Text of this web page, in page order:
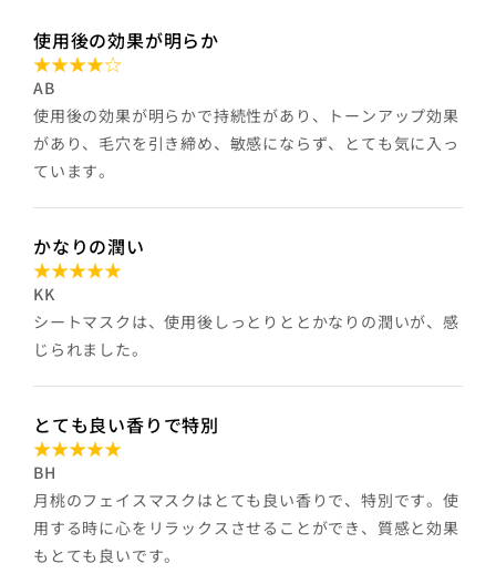
使用後の効果が明らか
AB
使用後の効果が明らかで持続性があり、トーンアップ効果
があり、毛穴を引き締め、敏感にならず、とても気に入っ
ています。
かなりの潤い
KK
シートマスクは、使用後しっとりととかなりの潤いが、感
じられました。
とても良い香りで特別
BH
月桃のフェイスマスクはとても良い香りで、特別です。使
用する時に心をリラックスさせることができ、質感と効果
もとても良いです。